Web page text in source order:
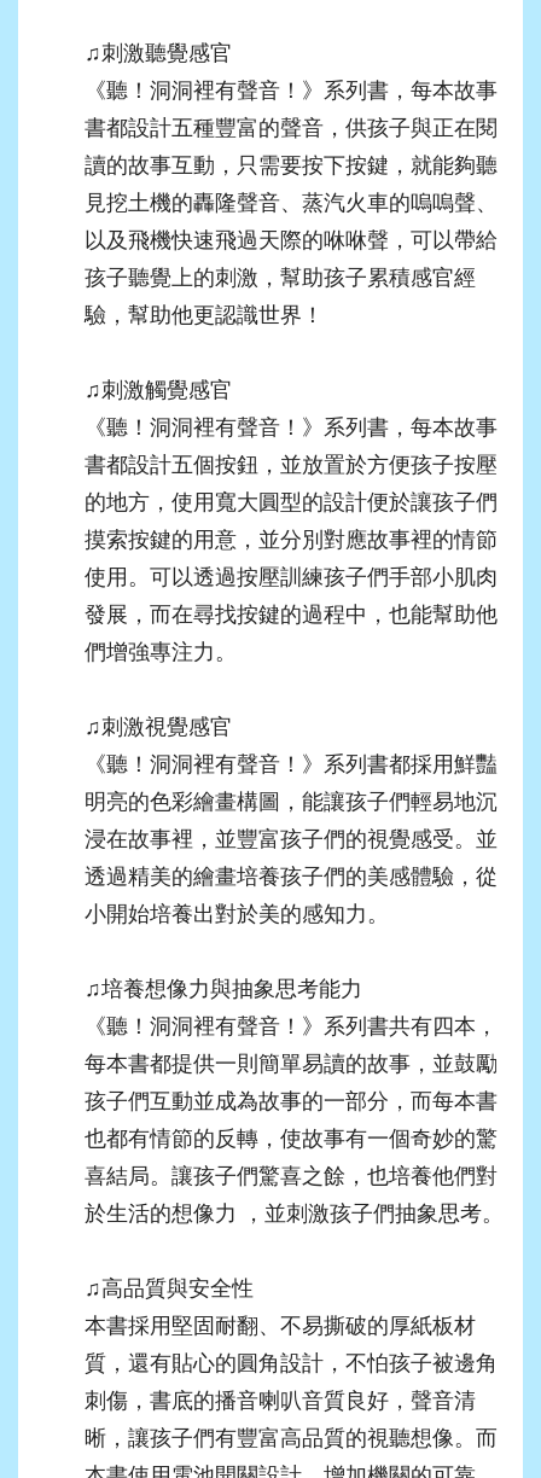
♫ 刺激聽覺感官
《聽！洞洞裡有聲音！》系列書，每本故事
書都設計五種豐富的聲音，供孩子與正在閱
讀的故事互動，只需要按下按鍵，就能夠聽
見挖土機的轟隆聲音、蒸汽火車的嗚嗚聲、
以及飛機快速飛過天際的咻咻聲，可以帶給
孩子聽覺上的刺激，幫助孩子累積感官經
驗，幫助他更認識世界！
♫ 刺激觸覺感官
《聽！洞洞裡有聲音！》系列書，每本故事
書都設計五個按鈕，並放置於方便孩子按壓
的地方，使用寬大圓型的設計便於讓孩子們
摸索按鍵的用意，並分別對應故事裡的情節
使用。可以透過按壓訓練孩子們手部小肌肉
發展，而在尋找按鍵的過程中，也能幫助他
們增強專注力。
♫ 刺激視覺感官
《聽！洞洞裡有聲音！》系列書都採用鮮豔
明亮的色彩繪畫構圖，能讓孩子們輕易地沉
浸在故事裡，並豐富孩子們的視覺感受。並
透過精美的繪畫培養孩子們的美感體驗，從
小開始培養出對於美的感知力。
♫培養想像力與抽象思考能力
《聽！洞洞裡有聲音！》系列書共有四本，
每本書都提供一則簡單易讀的故事，並鼓勵
孩子們互動並成為故事的一部分，而每本書
也都有情節的反轉，使故事有一個奇妙的驚
喜結局。讓孩子們驚喜之餘，也培養他們對
於生活的想像力 ，並刺激孩子們抽象思考。
♫ 高品質與安全性
本書採用堅固耐翻、不易撕破的厚紙板材
質，還有貼心的圓角設計，不怕孩子被邊角
刺傷，書底的播音喇叭音質良好，聲音清
晰，讓孩子們有豐富高品質的視聽想像。而